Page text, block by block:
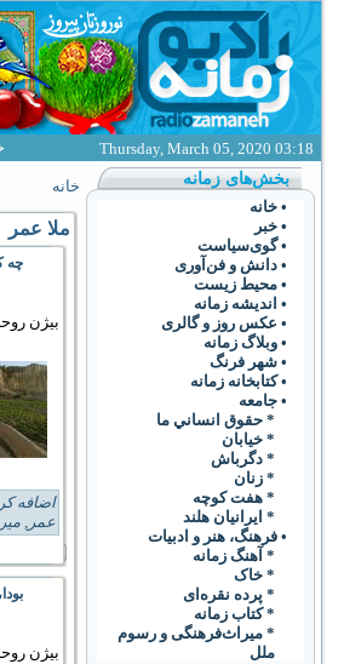
بخش‌های زمانه
• خانه
• خبر
• گوی‌سياست
• دانش و فن‌آوری
• محیط زیست
• انديشه زمانه
• عکس روز و گالری
• وبلاگ زمانه
• شهر فرنگ
• کتابخانه زمانه
• جامعه
* حقوق انساني ما
* خيابان
* دگرباش
* زنان
* هفت کوچه
* ايرانيان هلند
• فرهنگ،‌ هنر و ادبيات
* آهنگ زمانه
* خاک
* پرده نقره‌ای
* کتاب زمانه
* ميراث‌فرهنگی و رسوم
ملل
Thursday, March 05, 2020 03:18
خانه
ملا عمر
چه
بیژن
اضافه
عمر ,
بیژن